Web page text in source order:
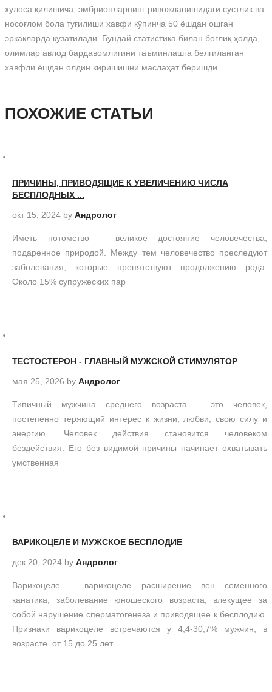
хулоса қилишича, эмбрионларнинг ривожланишидаги сустлик ва
носоғлом бола туғилиши хавфи кўпинча 50 ёшдан ошган
эркакларда кузатилади. Бундай статистика билан боғлиқ ҳолда,
олимлар авлод бардавомлигини таъминлашга белгиланган
хавфли ёшдан олдин киришишни маслаҳат беришди.
ПОХОЖИЕ СТАТЬИ
ПРИЧИНЫ, ПРИВОДЯЩИЕ К УВЕЛИЧЕНИЮ ЧИСЛА
БЕСПЛОДНЫХ ...
окт 15, 2024 by Андролог
Иметь потомство – великое достояние человечества,
подаренное природой. Между тем человечество преследуют
заболевания, которые препятствуют продолжению рода.
Около 15% супружеских пар
ТЕСТОСТЕРОН - ГЛАВНЫЙ МУЖСКОЙ СТИМУЛЯТОР
мая 25, 2026 by Андролог
Типичный мужчина среднего возраста – это человек,
постепенно теряющий интерес к жизни, любви, свою силу и
энергию. Человек действия становится человеком
бездействия. Его без видимой причины начинает охватывать
умственная
ВАРИКОЦЕЛЕ И МУЖСКОЕ БЕСПЛОДИЕ
дек 20, 2024 by Андролог
Варикоцеле – варикоцеле расширение вен семенного
канатика, заболевание юношеского возраста, влекущее за
собой нарушение сперматогенеза и приводящее к бесплодию.
Признаки варикоцеле встречаются у 4,4-30,7% мужчин, в
возрасте от 15 до 25 лет.